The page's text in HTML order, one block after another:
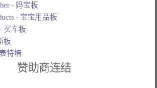
- 妈宝板
- 宝宝用品板
买车板
板
特墙
赞助商连结